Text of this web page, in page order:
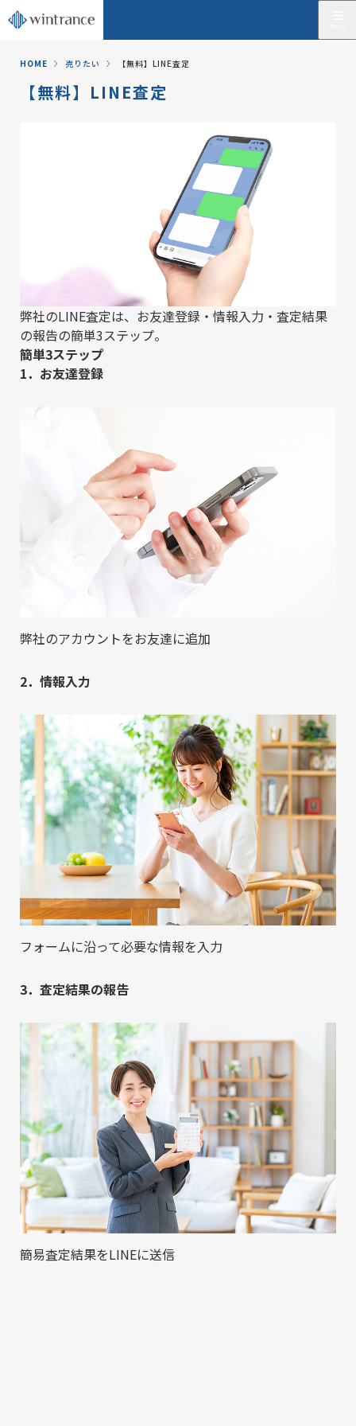
HOME 売りたい 【無料】LINE査定
【無料】LINE査定
弊社のLINE査定は、お友達登録・情報入力・査定結果
の報告の簡単3ステップ。
簡単3ステップ
1．お友達登録
弊社のアカウントをお友達に追加
2．情報入力
フォームに沿って必要な情報を入力
3．査定結果の報告
簡易査定結果をLINEに送信